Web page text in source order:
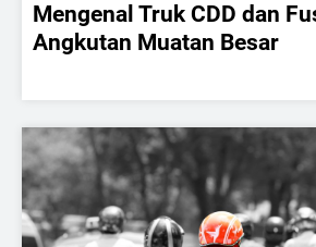
Mengenal Truk CDD dan
Angkutan Muatan Besar